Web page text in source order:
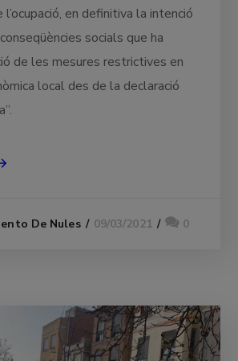
l’ocupació, en definitiva la intenció
socials que ha
de les mesures restrictives en
local des de la declaració
De Nules 09/03/2021 0